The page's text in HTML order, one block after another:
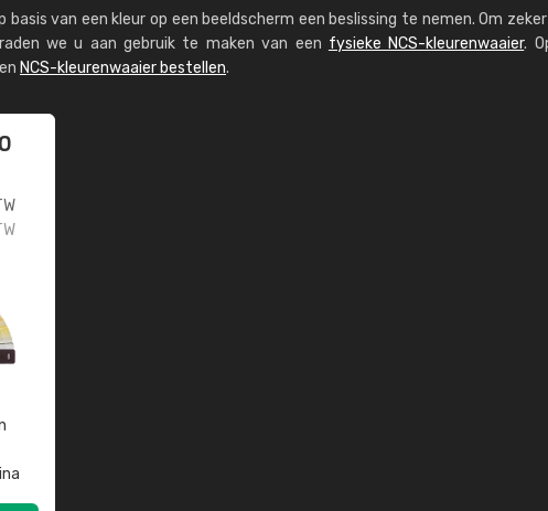
basis van een kleur op een beeldscherm een beslissing te nemen. Om
we u aan gebruik te maken van een fysieke NCS-kleurenwaaier.
NCS-kleurenwaaier bestellen.